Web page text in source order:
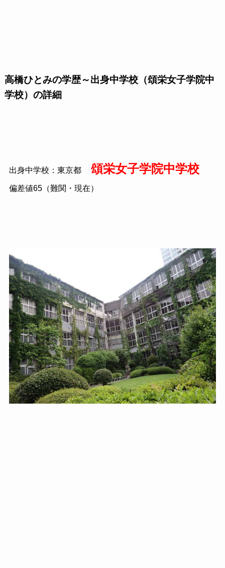
高橋ひとみの学歴～出身中学校（頌栄女子学院中
学校）の詳細
出身中学校：東京都 頌栄女子学院中学校
偏差値65（難関・現在）